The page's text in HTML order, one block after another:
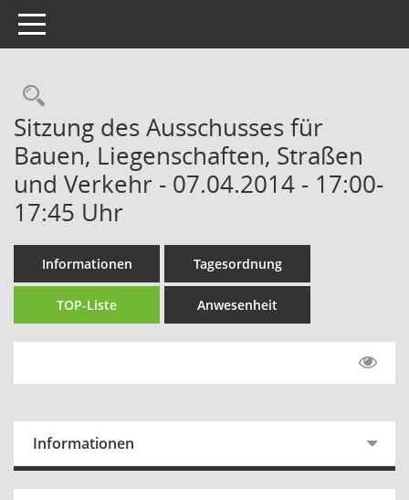
Toggle navigation
Rechercheauswahl
Sitzung des Ausschusses für
Bauen, Liegenschaften, Straßen
und Verkehr - 07.04.2014 - 17:00-
17:45 Uhr
Informationen Tagesordnung
TOP-Liste Anwesenheit
Informationen